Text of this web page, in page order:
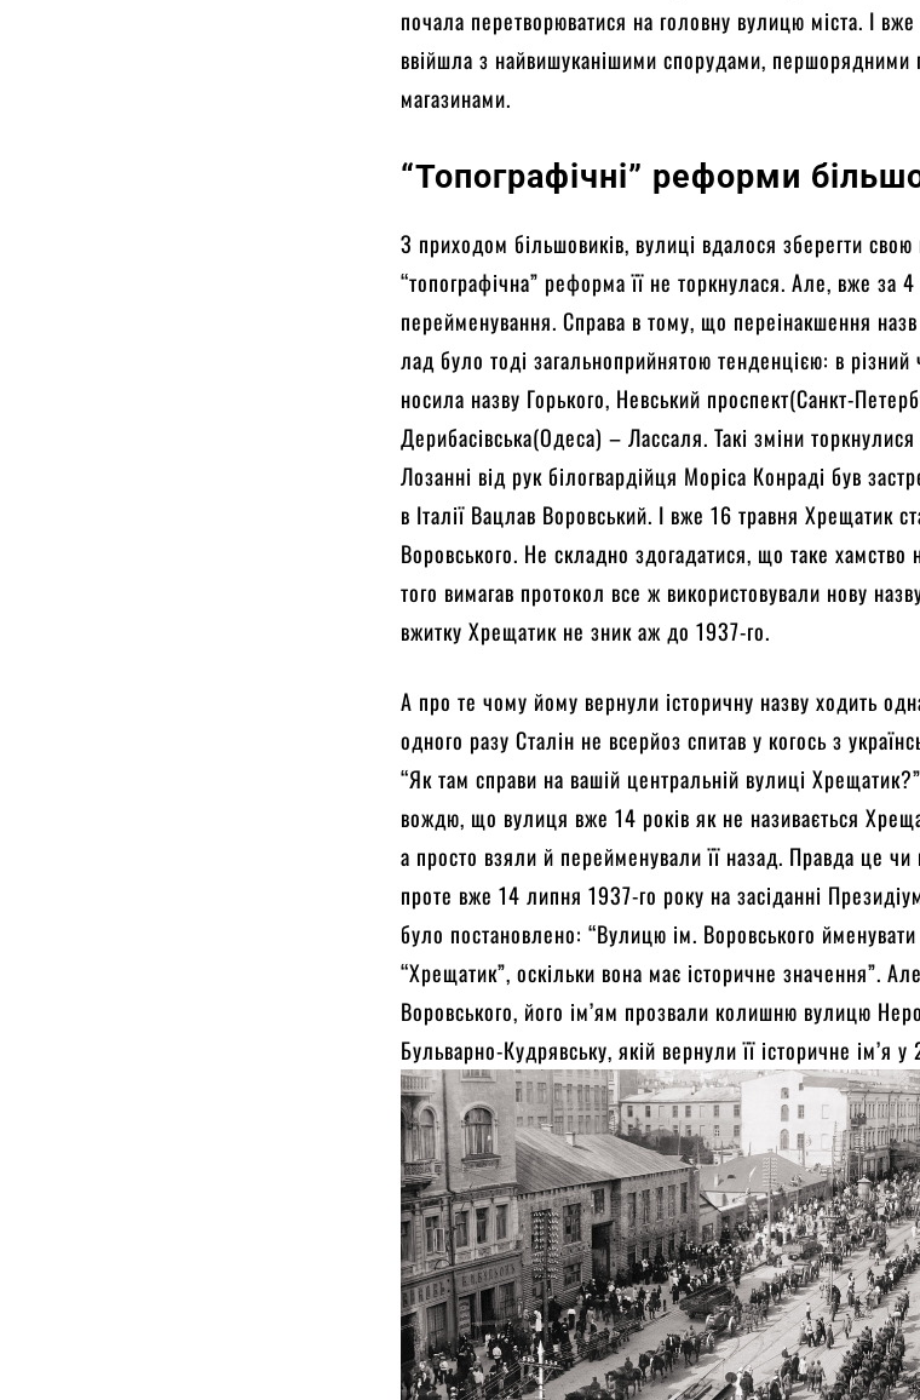
почала перетворюватися на головну вулицю міста. І
ввійшла з найвишуканішими спорудами, першорядними
магазинами.
“Топографічні” реформи
З приходом більшовиків, вулиці вдалося зберегти
“топографічна” реформа її не торкнулася. Але, вже за
перейменування. Справа в тому, що переінакшення
лад було тоді загальноприйнятою тенденцією: в
носила назву Горького, Невський проспект(Санкт-
Дерибасівська(Одеса) – Лассаля. Такі зміни
Лозанні від рук білогвардійця Моріса Конраді був
в Італії Вацлав Воровський. І вже 16 травня Хрещатик
Воровського. Не складно здогадатися, що таке хамство
того вимагав протокол все ж використовували нову
вжитку Хрещатик не зник аж до 1937-го.
А про те чому йому вернули історичну назву ходить
одного разу Сталін не всерйоз спитав у когось з
“Як там справи на вашій центральній вулиці
вождю, що вулиця вже 14 років як не називається
а просто взяли й перейменували її назад. Правда це
проте вже 14 липня 1937-го року на засіданні
було постановлено: “Вулицю ім. Воровського
“Хрещатик”, оскільки вона має історичне значення”.
Воровського, його ім’ям прозвали колишню вулицю
Бульварно-Кудрявську, якій вернули її історичне ім’я